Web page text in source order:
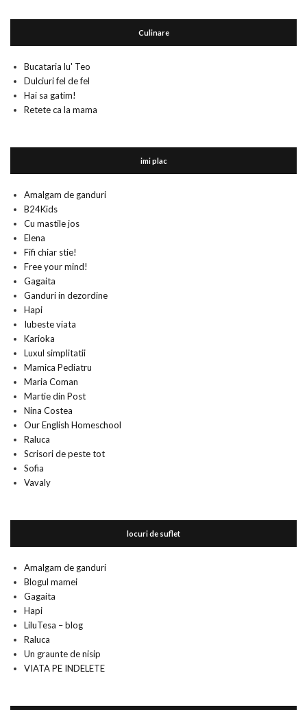
Culinare
Bucataria lu' Teo
Dulciuri fel de fel
Hai sa gatim!
Retete ca la mama
imi plac
Amalgam de ganduri
B24Kids
Cu mastile jos
Elena
Fifi chiar stie!
Free your mind!
Gagaita
Ganduri in dezordine
Hapi
Iubeste viata
Karioka
Luxul simplitatii
Mamica Pediatru
Maria Coman
Martie din Post
Nina Costea
Our English Homeschool
Raluca
Scrisori de peste tot
Sofia
Vavaly
locuri de suflet
Amalgam de ganduri
Blogul mamei
Gagaita
Hapi
LiluTesa – blog
Raluca
Un graunte de nisip
VIATA PE INDELETE